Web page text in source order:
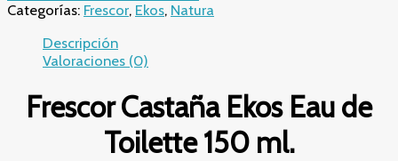
–
Toilette
Categorías: Frescor, Ekos, Natura
Descripción
Valoraciones (0)
Frescor Castaña Ekos Eau de
Toilette 150 ml.